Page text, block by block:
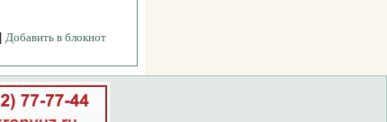
Добавить в блокнот